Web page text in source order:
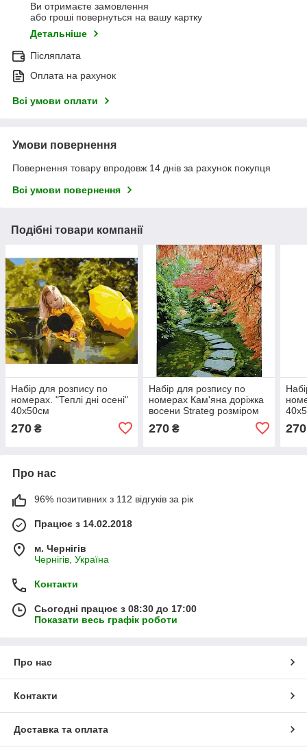
Ви отримаєте замовлення
або гроші повернуться на вашу картку
Детальніше
Післяплата
Оплата на рахунок
Всі умови оплати
Умови повернення
Повернення товару впродовж 14 днів за рахунок покупця
Всі умови повернення
Подібні товари компанії
Набір для розпису по
номерах. "Теплі дні осені"
40х50см
270 ₴
Набір для розпису по
номерах Кам'яна доріжка
восени Strateg розміром
270₴ 270
Про нас
96% позитивних з 112 відгуків за рік
Працює з 14.02.2018
м. Чернігів
Чернігів, Україна
Контакти
Сьогодні працює з 08:30 до 17:00
Показати весь графік роботи
Про нас
Контакти
Доставка та оплата